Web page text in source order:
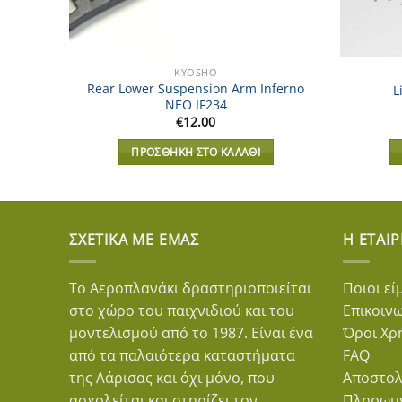
KYOSHO
Rear Lower Suspension Arm Inferno
NEO IF234
€12.00
ΠΡΟΣΘΉΚΗ ΣΤΟ ΚΑΛΆΘΙ
ΣΧΕΤΙΚΆ ΜΕ ΕΜΆΣ
Το Αεροπλανάκι δραστηριοποιείται
στο χώρο του παιχνιδιού και του
μοντελισμού από το 1987. Είναι ένα
από τα παλαιότερα καταστήματα
της Λάρισας και όχι μόνο, που
Η
Ποιοι
Όροι
FAQ